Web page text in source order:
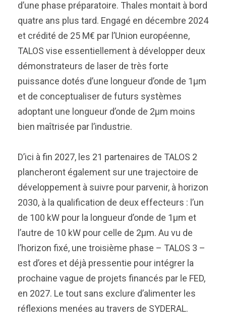
d’une phase préparatoire. Thales montait à bord
quatre ans plus tard. Engagé en décembre 2024
et crédité de 25 M€ par l’Union européenne,
TALOS vise essentiellement à développer deux
démonstrateurs de laser de très forte
puissance dotés d’une longueur d’onde de 1µm
et de conceptualiser de futurs systèmes
adoptant une longueur d’onde de 2µm moins
bien maîtrisée par l’industrie.
D’ici à fin 2027, les 21 partenaires de TALOS 2
plancheront également sur une trajectoire de
développement à suivre pour parvenir, à horizon
2030, à la qualification de deux effecteurs : l’un
de 100 kW pour la longueur d’onde de 1µm et
l’autre de 10 kW pour celle de 2µm. Au vu de
l’horizon fixé, une troisième phase – TALOS 3 –
est d’ores et déjà pressentie pour intégrer la
prochaine vague de projets financés par le FED,
en 2027. Le tout sans exclure d’alimenter les
réflexions menées au travers de SYDERAL.